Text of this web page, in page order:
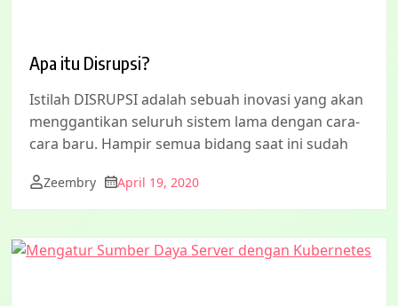
Apa itu Disrupsi?
Istilah DISRUPSI adalah sebuah inovasi yang akan
menggantikan seluruh sistem lama dengan cara-
cara baru. Hampir semua bidang saat ini sudah
Zeembry April 19, 2020